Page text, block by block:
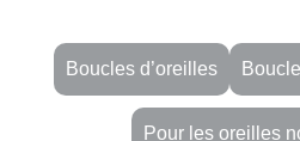
Boucles d’oreilles
Pour les oreilles